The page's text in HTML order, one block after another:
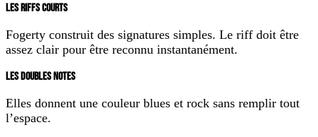
LES RIFFS COURTS
Fogerty construit des signatures simples. Le riff doit être
assez clair pour être reconnu instantanément.
LES DOUBLES NOTES
Elles donnent une couleur blues et rock sans remplir tout
l’espace.